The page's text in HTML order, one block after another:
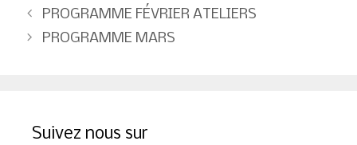
Navigation
des
PROGRAMME FÉVRIER ATELIERS
PROGRAMME MARS
Suivez nous sur